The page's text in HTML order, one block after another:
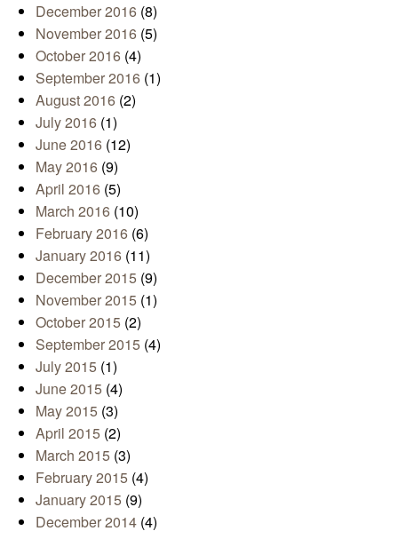
December 2016 (8)
November 2016 (5)
October 2016 (4)
September 2016 (1)
August 2016 (2)
July 2016 (1)
June 2016 (12)
May 2016 (9)
April 2016 (5)
March 2016 (10)
February 2016 (6)
January 2016 (11)
December 2015 (9)
November 2015 (1)
October 2015 (2)
September 2015 (4)
July 2015 (1)
June 2015 (4)
May 2015 (3)
April 2015 (2)
March 2015 (3)
February 2015 (4)
January 2015 (9)
December 2014 (4)